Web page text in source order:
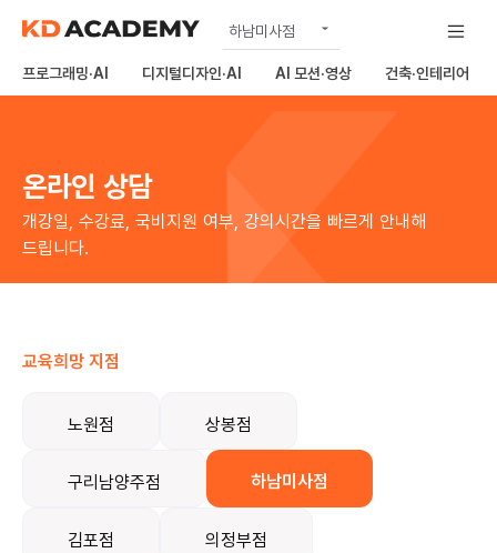
하남미사점
공식
김포점
프로그래밍·AI 디지털디자인·AI AI 모션·영상 건축·인테리어
온라인 상담
개강일, 수강료, 국비지원 여부, 강의시간을 빠르게 안내해
드립니다.
교육희망 지점
노원점 상봉점
구리남양주점 하남미사점
김포점 의정부점